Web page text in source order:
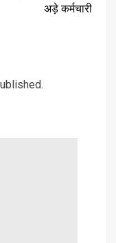
अड़े कर्मचारी